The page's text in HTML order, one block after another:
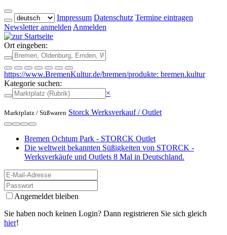
Impressum Datenschutz Termine eintragen
Newsletter anmelden Anmelden
Ort eingeben:
https://www.BremenKultur.de/bremen/produkte: bremen.kultur
Kategorie suchen:
×
Marktplatz / Süßwaren Storck Werksverkauf / Outlet
Bremen Ochtum Park - STORCK Outlet
Die weltweit bekannten Süßigkeiten von STORCK -
Werksverkäufe und Outlets 8 Mal in Deutschland.
Angemeldet bleiben
Sie haben noch keinen Login? Dann registrieren Sie sich gleich
hier!